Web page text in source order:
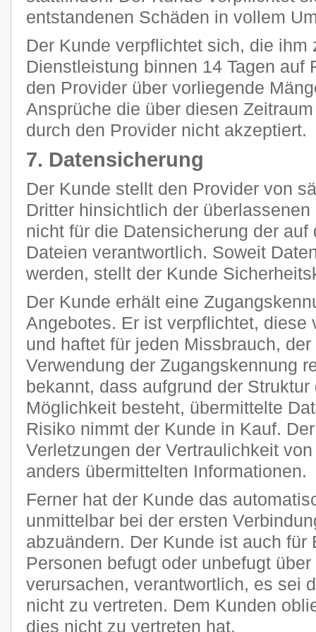
entstandenen Schäden in vollem
Der Kunde verpflichtet sich, die ihm
Dienstleistung binnen 14 Tagen auf
den Provider über vorliegende
Ansprüche die über diesen
durch den Provider nicht akzeptiert.
7. Datensicherung
Der Kunde stellt den Provider von
Dritter hinsichtlich der
nicht für die Datensicherung der
Dateien verantwortlich. Soweit
werden, stellt der Kunde
Der Kunde erhält eine
Angebotes. Er ist verpflichtet, diese
und haftet für jeden Missbrauch,
Verwendung der Zugangskennung
bekannt, dass aufgrund der
Möglichkeit besteht, übermittelte
Risiko nimmt der Kunde in Kauf.
Verletzungen der Vertraulichkeit
anders übermittelten Informationen.
Ferner hat der Kunde das
unmittelbar bei der ersten
abzuändern. Der Kunde ist auch für
Personen befugt oder unbefugt
verursachen, verantwortlich, es sei
nicht zu vertreten. Dem Kunden
dies nicht zu vertreten hat.